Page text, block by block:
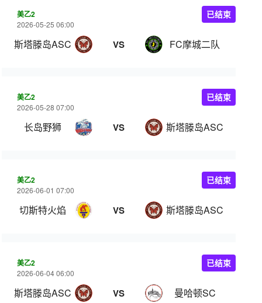
美乙2
2026-05-25 06:00
斯塔滕岛ASC VS FC摩城二队
已结束
美乙2
2026-05-28 07:00
长岛野狮 VS 斯塔滕岛ASC
已结束
美乙2
2026-06-01 07:00
切斯特火焰 VS 斯塔滕岛ASC
已结束
美乙2
2026-06-04 06:00
斯塔滕岛ASC VS 曼哈顿SC
已结束